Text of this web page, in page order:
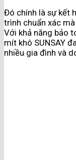
Đó chính là sự kết
trình chuẩn xác mà
Với khả năng bảo
mít khô SUNSAY
nhiều gia đình và